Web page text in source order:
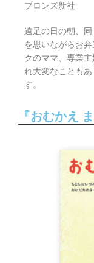
ブロンズ新社
遠足の日の朝、
を思いながらお
クのママ、専業
れ大変なことも
す。
『おむかえ